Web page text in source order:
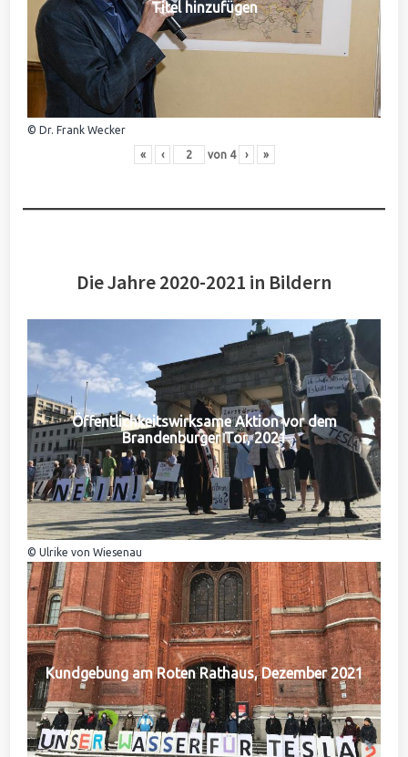
Titel hinzufügen
© Dr. Frank Wecker
« ‹ von 4 › »
Die Jahre 2020-2021 in Bildern
Öffentlichkeitswirksame Aktion vor dem
Brandenburger Tor, 2021
© Ulrike von Wiesenau
Kundgebung am Roten Rathaus, Dezember 2021